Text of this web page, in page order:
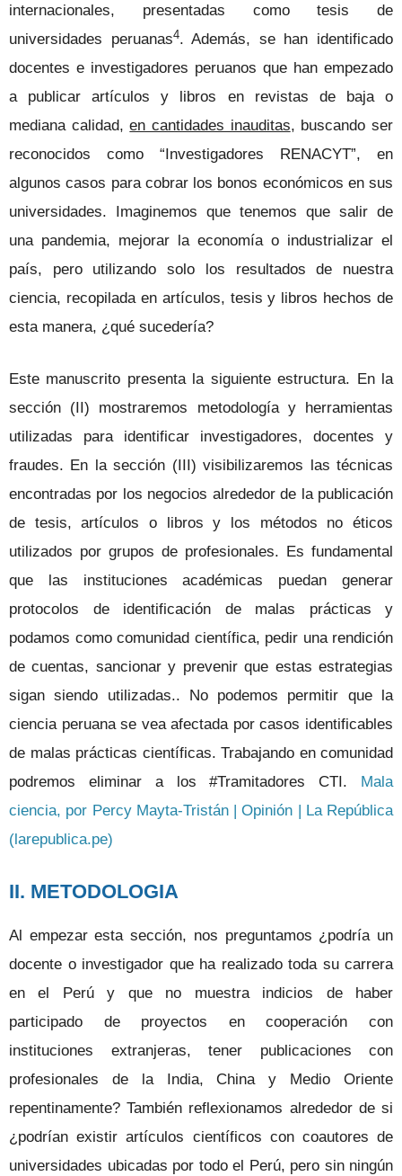
internacionales, presentadas como tesis de
universidades peruanas4. Además, se han identificado
docentes e investigadores peruanos que han empezado
a publicar artículos y libros en revistas de baja o
mediana calidad,en cantidades inauditas, buscando ser
reconocidos como “Investigadores RENACYT”, en
algunos casos para cobrar los bonos económicos en sus
universidades. Imaginemos que tenemos que salir de
una pandemia, mejorar la economía o industrializar el
país, pero utilizando solo los resultados de nuestra
ciencia, recopilada en artículos, tesis y libros hechos de
esta manera, ¿qué sucedería?
Este manuscrito presenta la siguiente estructura. En la
sección (II) mostraremos metodología y herramientas
utilizadas para identificar investigadores, docentes y
fraudes. En la sección (III) visibilizaremos las técnicas
encontradas por los negocios alrededor de la publicación
de tesis, artículos o libros y los métodos no éticos
utilizados por grupos de profesionales. Es fundamental
que las instituciones académicas puedan generar
protocolos de identificación de malas prácticas y
podamos como comunidad científica, pedir una rendición
de cuentas, sancionar y prevenir que estas estrategias
sigan siendo utilizadas.. No podemos permitir que la
ciencia peruana se vea afectada por casos identificables
de malas prácticas científicas. Trabajando en comunidad
podremos eliminar a los #Tramitadores CTI. Mala
ciencia, por Percy Mayta-Tristán | Opinión | La República
(larepublica.pe)
II. METODOLOGIA
Al empezar esta sección, nos preguntamos ¿podría un
docente o investigador que ha realizado toda su carrera
en el Perú y que no muestra indicios de haber
participado de proyectos en cooperación con
instituciones extranjeras, tener publicaciones con
profesionales de la India, China y Medio Oriente
repentinamente? También reflexionamos alrededor de si
¿podrían existir artículos científicos con coautores de
universidades ubicadas por todo el Perú, pero sin ningún